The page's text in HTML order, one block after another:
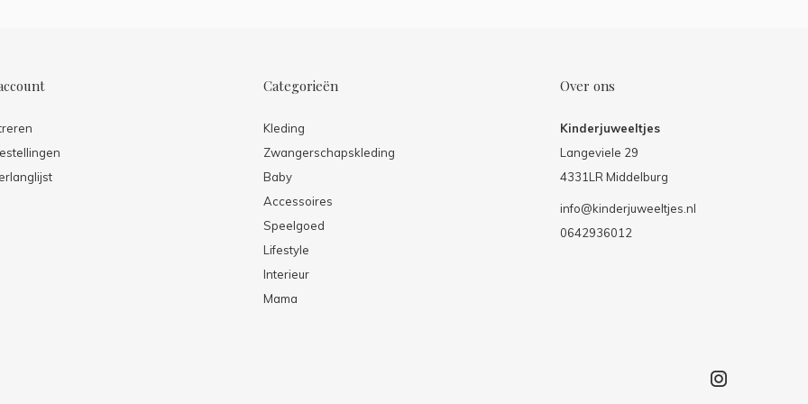
Categorieën
Kleding
Zwangerschapskleding
Baby
Accessoires
Speelgoed
Lifestyle
Interieur
Mama
Over ons
Kinderjuweeltjes
Langeviele 29
4331LR Middelburg
info@kinderjuweeltjes.nl
0642936012